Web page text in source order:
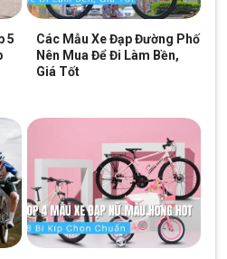
P.Dĩ An, HCM (Dĩ An, Bình Dương
Lợi, HCM (Thủ Dầu Một, Bình
động cao cấp,Xe đạp đua Shimano
5
Các Mẫu Xe Đạp Đường Phố
Nên Mua Để Đi Làm Bền,
Giá Tốt